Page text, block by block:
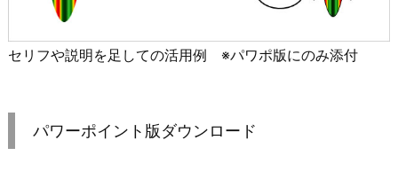
セリフや説明を足しての活用例 ※パワポ版にのみ添付
パワーポイント版ダウンロード